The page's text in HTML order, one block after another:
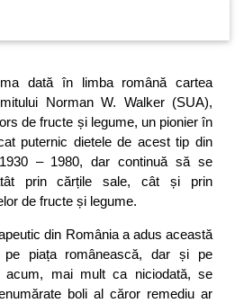
dată în limba română cartea
Norman W. Walker (SUA),
de fructe și legume, un pionier în
puternic dietele de acest tip din
– 1980, dar continuă să se
prin cărțile sale, cât și prin
de fructe și legume.
din România a adus această
pe piața românească, dar și pe
acum, mai mult ca niciodată, se
boli al căror remediu ar